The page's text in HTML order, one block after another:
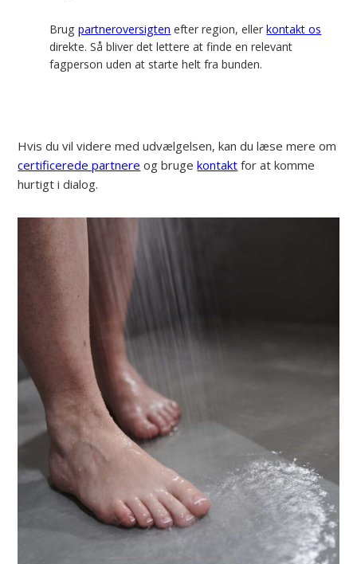
Brugpartneroversigten efter region, ellerkontakt os
direkte. Så bliver det lettere at finde en relevant
fagperson uden at starte helt fra bunden.
Hvis du vil videre med udvælgelsen, kan du læse mere om
certificerede partnere og brugekontakt for at komme
hurtigt i dialog.